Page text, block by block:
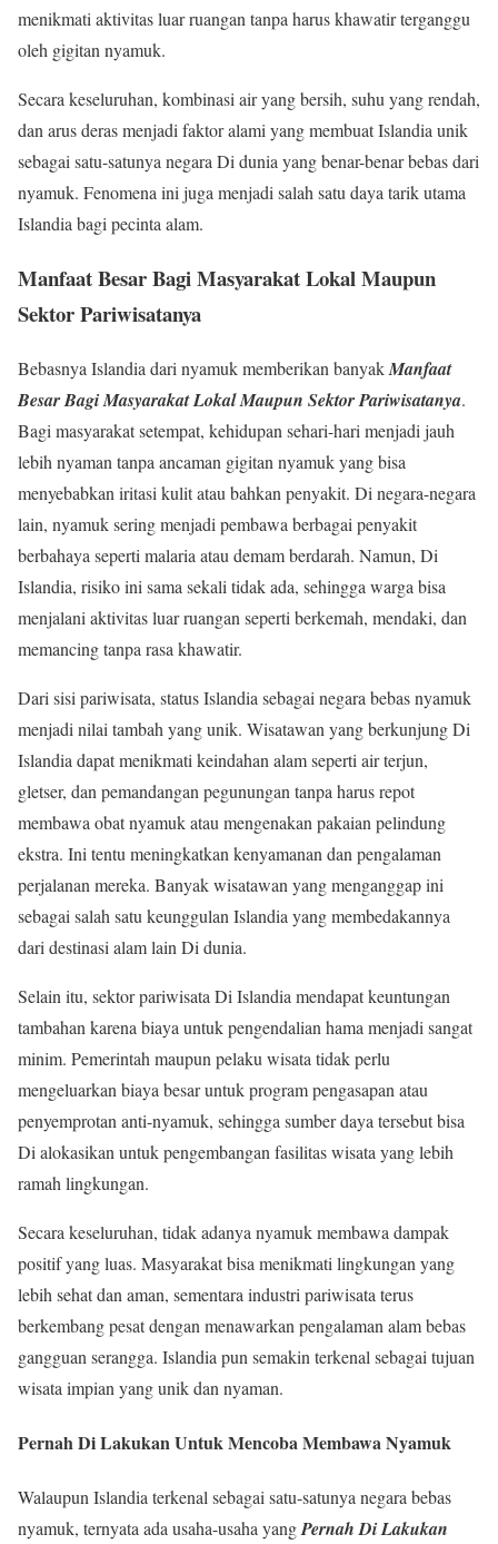
menikmati aktivitas luar ruangan tanpa harus khawatir terganggu
oleh gigitan nyamuk.
Secara keseluruhan, kombinasi air yang bersih, suhu yang rendah,
dan arus deras menjadi faktor alami yang membuat Islandia unik
sebagai satu-satunya negara Di dunia yang benar-benar bebas dari
nyamuk. Fenomena ini juga menjadi salah satu daya tarik utama
Islandia bagi pecinta alam.
Manfaat Besar Bagi Masyarakat Lokal Maupun
Sektor Pariwisatanya
Bebasnya Islandia dari nyamuk memberikan banyakManfaat
Besar Bagi Masyarakat Lokal Maupun Sektor Pariwisatanya.
Bagi masyarakat setempat, kehidupan sehari-hari menjadi jauh
lebih nyaman tanpa ancaman gigitan nyamuk yang bisa
menyebabkan iritasi kulit atau bahkan penyakit. Di negara-negara
lain, nyamuk sering menjadi pembawa berbagai penyakit
berbahaya seperti malaria atau demam berdarah. Namun, Di
Islandia, risiko ini sama sekali tidak ada, sehingga warga bisa
menjalani aktivitas luar ruangan seperti berkemah, mendaki, dan
memancing tanpa rasa khawatir.
Dari sisi pariwisata, status Islandia sebagai negara bebas nyamuk
menjadi nilai tambah yang unik. Wisatawan yang berkunjung Di
Islandia dapat menikmati keindahan alam seperti air terjun,
gletser, dan pemandangan pegunungan tanpa harus repot
membawa obat nyamuk atau mengenakan pakaian pelindung
ekstra. Ini tentu meningkatkan kenyamanan dan pengalaman
perjalanan mereka. Banyak wisatawan yang menganggap ini
sebagai salah satu keunggulan Islandia yang membedakannya
dari destinasi alam lain Di dunia.
Selain itu, sektor pariwisata Di Islandia mendapat keuntungan
tambahan karena biaya untuk pengendalian hama menjadi sangat
minim. Pemerintah maupun pelaku wisata tidak perlu
mengeluarkan biaya besar untuk program pengasapan atau
penyemprotan anti-nyamuk, sehingga sumber daya tersebut bisa
Di alokasikan untuk pengembangan fasilitas wisata yang lebih
ramah lingkungan.
Secara keseluruhan, tidak adanya nyamuk membawa dampak
positif yang luas. Masyarakat bisa menikmati lingkungan yang
lebih sehat dan aman, sementara industri pariwisata terus
berkembang pesat dengan menawarkan pengalaman alam bebas
gangguan serangga. Islandia pun semakin terkenal sebagai tujuan
wisata impian yang unik dan nyaman.
Pernah Di Lakukan Untuk Mencoba Membawa Nyamuk
Walaupun Islandia terkenal sebagai satu-satunya negara bebas
nyamuk, ternyata ada usaha-usaha yangPernah Di Lakukan